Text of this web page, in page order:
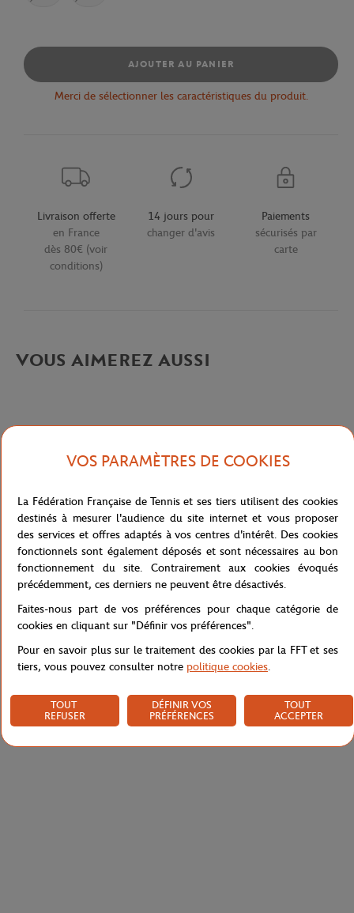
AJOUTER AU PANIER
Merci de sélectionner les caractéristiques du produit.
Livraison offerte
en France
dès 80€ (voir
conditions)
14 jours pour
changer d'avis
Paiements
sécurisés par
carte
VOUS AIMEREZ AUSSI
Description détaillée
description-fr_FR
Référence :PH4012-1GF
Livraison et retours
VOS PARAMÈTRES DE COOKIES
La Fédération Française de Tennis et ses tiers utilisent des cookies
destinés à mesurer l'audience du site internet et vous proposer
des services et offres adaptés à vos centres d'intérêt. Des cookies
fonctionnels sont également déposés et sont nécessaires au bon
fonctionnement du site. Contrairement aux cookies évoqués
précédemment, ces derniers ne peuvent être désactivés.
Faites-nous part de vos préférences pour chaque catégorie de
cookies en cliquant sur "Définir vos préférences".
Pour en savoir plus sur le traitement des cookies par la FFT et ses
tiers, vous pouvez consulter notre politique cookies.
TOUT
REFUSER
DÉFINIR VOS
PRÉFÉRENCES
TOUT
ACCEPTER